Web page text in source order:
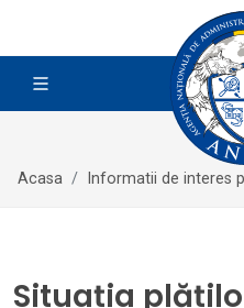
Acasa Informatii de interes
Situația